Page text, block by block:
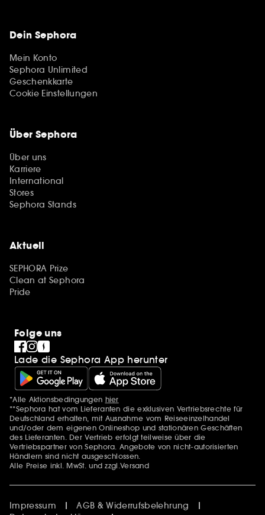
Dein Sephora
Mein Konto
Sephora Unlimited
Geschenkkarte
Cookie Einstellungen
Über Sephora
Über uns
Karriere
International
Stores
Sephora Stands
Aktuell
SEPHORA Prize
Clean at Sephora
Pride
Folge uns
Lade die Sephora App herunter
Zusätzlich Erwähnungen
*Alle Aktionsbedingungen hier
**Sephora hat vom Lieferanten die exklusiven Vertriebsrechte für
Deutschland erhalten, mit Ausnahme vom Reiseeinzelhandel
und/oder dem eigenen Onlineshop und stationären Geschäften
des Lieferanten. Der Vertrieb erfolgt teilweise über die
Vertriebspartner von Sephora. Angebote von nicht-autorisierten
Händlern sind nicht ausgeschlossen.
Alle Preise inkl. MwSt. und zzgl.Versand
Impressum
AGB & Widerrufsbelehrung